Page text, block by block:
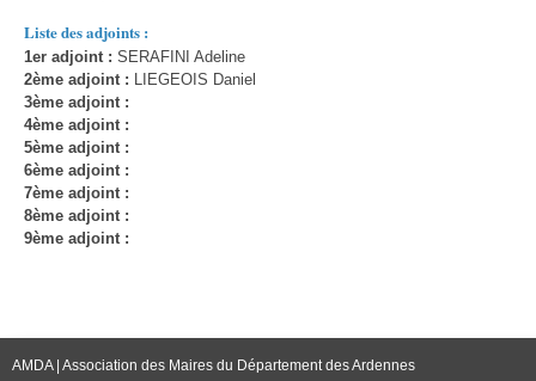
Liste des adjoints :
1er adjoint : SERAFINI Adeline
2ème adjoint : LIEGEOIS Daniel
3ème adjoint :
4ème adjoint :
5ème adjoint :
6ème adjoint :
7ème adjoint :
8ème adjoint :
9ème adjoint :
AMDA | Association des Maires du Département des Ardennes